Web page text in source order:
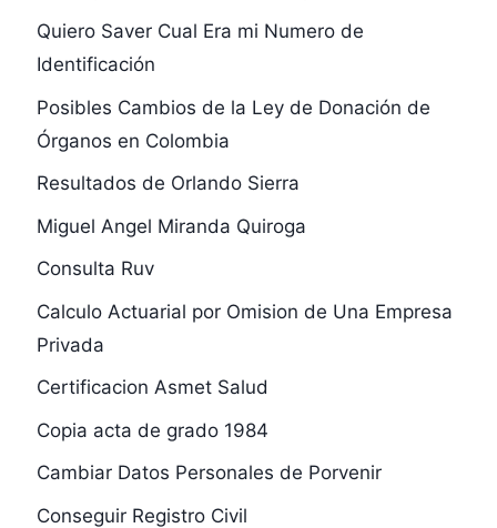
Quiero Saver Cual Era mi Numero de
Identificación
Posibles Cambios de la Ley de Donación de
Órganos en Colombia
Resultados de Orlando Sierra
Miguel Angel Miranda Quiroga
Consulta Ruv
Calculo Actuarial por Omision de Una Empresa
Privada
Certificacion Asmet Salud
Copia acta de grado 1984
Cambiar Datos Personales de Porvenir
Conseguir Registro Civil